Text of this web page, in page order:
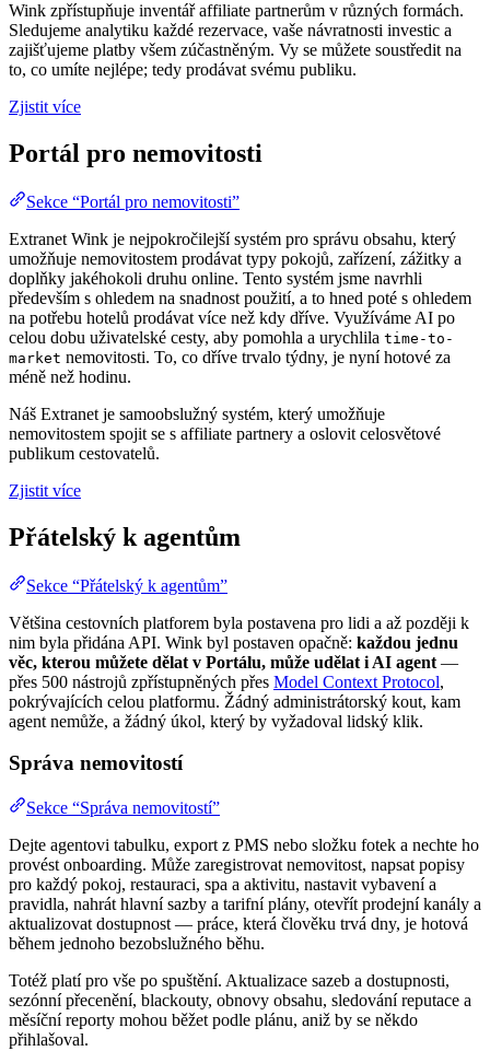
Wink zpřístupňuje inventář affiliate partnerům v různých formách.
Sledujeme analytiku každé rezervace, vaše návratnosti investic a
zajišťujeme platby všem zúčastněným. Vy se můžete soustředit na
to, co umíte nejlépe; tedy prodávat svému publiku.
Zjistit více
Portál pro nemovitosti
Sekce “Portál pro nemovitosti”
Extranet Wink je nejpokročilejší systém pro správu obsahu, který
umožňuje nemovitostem prodávat typy pokojů, zařízení, zážitky a
doplňky jakéhokoli druhu online. Tento systém jsme navrhli
především s ohledem na snadnost použití, a to hned poté s ohledem
na potřebu hotelů prodávat více než kdy dříve. Využíváme AI po
celou dobu uživatelské cesty, aby pomohla a urychlila time-to-
market nemovitosti. To, co dříve trvalo týdny, je nyní hotové za
méně než hodinu.
Náš Extranet je samoobslužný systém, který umožňuje
nemovitostem spojit se s affiliate partnery a oslovit celosvětové
publikum cestovatelů.
Zjistit více
Přátelský k agentům
Sekce “Přátelský k agentům”
Většina cestovních platforem byla postavena pro lidi a až později k
nim byla přidána API. Wink byl postaven opačně: každou jednu
věc, kterou můžete dělat v Portálu, může udělat i AI agent —
přes 500 nástrojů zpřístupněných přes Model Context Protocol,
pokrývajících celou platformu. Žádný administrátorský kout, kam
agent nemůže, a žádný úkol, který by vyžadoval lidský klik.
Správa nemovitostí
Sekce “Správa nemovitostí”
Dejte agentovi tabulku, export z PMS nebo složku fotek a nechte ho
provést onboarding. Může zaregistrovat nemovitost, napsat popisy
pro každý pokoj, restauraci, spa a aktivitu, nastavit vybavení a
pravidla, nahrát hlavní sazby a tarifní plány, otevřít prodejní kanály a
aktualizovat dostupnost — práce, která člověku trvá dny, je hotová
během jednoho bezobslužného běhu.
Totéž platí pro vše po spuštění. Aktualizace sazeb a dostupnosti,
sezónní přecenění, blackouty, obnovy obsahu, sledování reputace a
měsíční reporty mohou běžet podle plánu, aniž by se někdo
přihlašoval.